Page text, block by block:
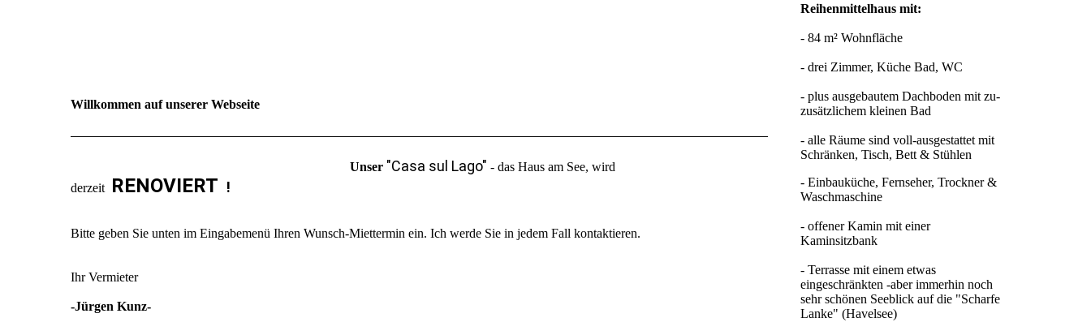
Willkommen auf unserer Webseite
Unser "Casa sul Lago" - das Haus am See, wird
derzeit RENOVIERT !
Bitte geben Sie unten im Eingabemenü Ihren Wunsch-Miettermin ein. Ich werde Sie in jedem Fall kontaktieren.
Ihr Vermieter
-Jürgen Kunz-
Reihenmittelhaus mit:
- 84 m² Wohnfläche
- drei Zimmer, Küche Bad, WC
- plus ausgebautem Dachboden mit zu-
zusätzlichem kleinen Bad
- alle Räume sind voll-ausgestattet mit
Schränken, Tisch, Bett & Stühlen
- Einbauküche, Fernseher, Trockner &
Waschmaschine
- offener Kamin mit einer
Kaminsitzbank
- Terrasse mit einem etwas
eingeschränkten -aber immerhin noch
sehr schönen Seeblick auf die "Scharfe
Lanke" (Havelsee)